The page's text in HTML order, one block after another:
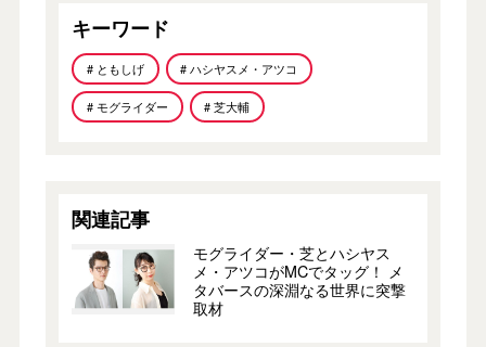
キーワード
# ともしげ # ハシヤスメ・アツコ
# モグライダー # 芝大輔
関連記事
モグライダー・芝とハシヤス
メ・アツコがMCでタッグ！ メ
タバースの深淵なる世界に突撃
取材